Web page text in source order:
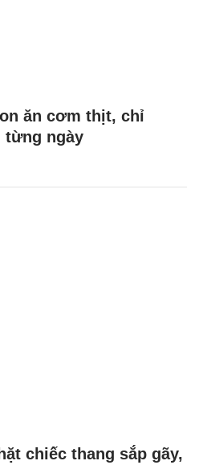
ăn cơm thịt, chỉ
từng ngày
chiếc thang sắp gãy,